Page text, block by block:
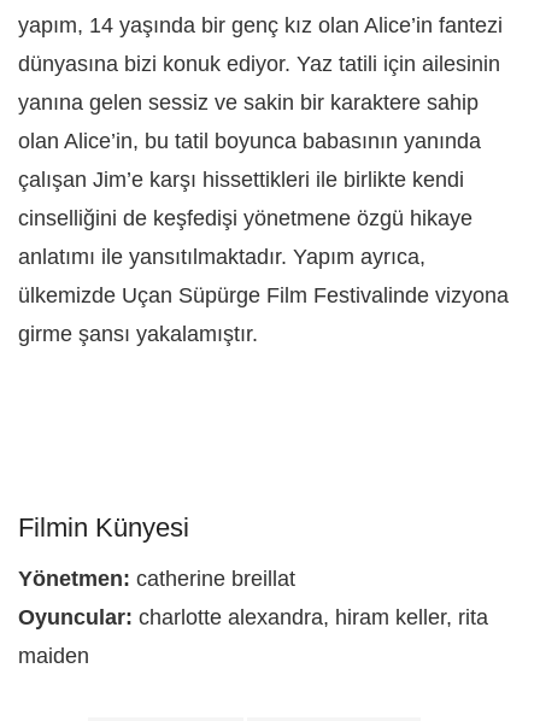
yapım, 14 yaşında bir genç kız olan Alice’in fantezi
dünyasına bizi konuk ediyor. Yaz tatili için ailesinin
yanına gelen sessiz ve sakin bir karaktere sahip
olan Alice’in, bu tatil boyunca babasının yanında
çalışan Jim’e karşı hissettikleri ile birlikte kendi
cinselliğini de keşfedişi yönetmene özgü hikaye
anlatımı ile yansıtılmaktadır. Yapım ayrıca,
ülkemizde Uçan Süpürge Film Festivalinde vizyona
girme şansı yakalamıştır.
Filmin Künyesi
Yönetmen: catherine breillat
Oyuncular: charlotte alexandra, hiram keller, rita
maiden